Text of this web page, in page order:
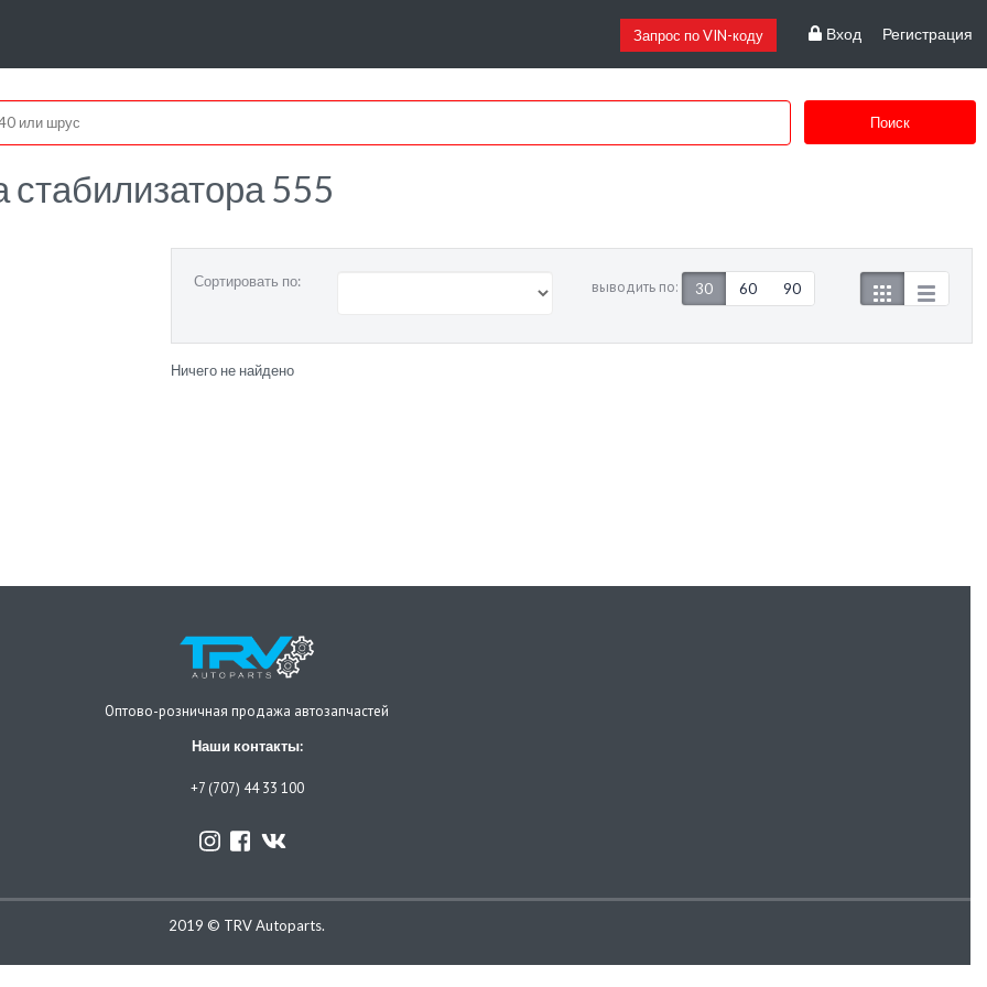
Запрос по VIN-коду Вход Регистрация
Поиск
стабилизатора 555
Сортировать по: выводить по: 30 60 90
Ничего не найдено
Оптово-розничная продажа автозапчастей
Наши контакты:
+7 (707) 44 33 100
2019 © TRV Autoparts.